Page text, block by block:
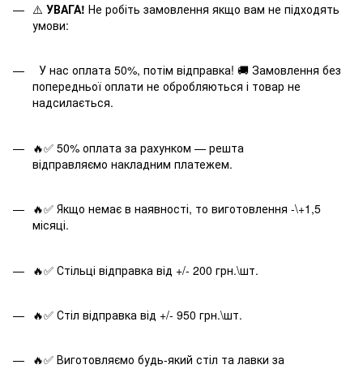
⚠️ УВАГА! Не робіть замовлення якщо вам не підходять
умови:
У нас оплата 50%, потім відправка! 🚚 Замовлення без
попередньої оплати не обробляються і товар не
надсилається.
🔥✅ 50% оплата за рахунком — решта
відправляємо накладним платежем.
🔥✅ Якщо немає в наявності, то виготовлення -\+1,5
місяці.
🔥✅ Стільці відправка від +/- 200 грн.\шт.
🔥✅ Стіл відправка від +/- 950 грн.\шт.
🔥✅ Виготовляємо будь-який стіл та лавки за